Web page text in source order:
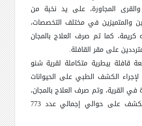
المجاورة، على يد نخبة من
والمتميزين في مختلف التخصصات،
كريمة، كما تم صرف العلاج بالمجان
على مقر القافلة.
قافلة بيطرية متكاملة لقرية شنو
لإجراء الكشف الطبي على الحيوانات
في القرية، وتم صرف العلاج بالمجان،
حيث تم إجراء الكشف على حوالي إجمالي عدد 773